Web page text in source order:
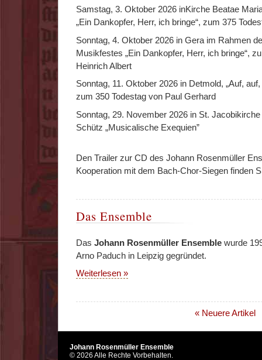
Samstag, 3. Oktober 2026 inKirche Beatae
„Ein Dankopfer, Herr, ich bringe“, zum 375
Sonntag, 4. Oktober 2026 in Gera im Rahmen
Musikfestes „Ein Dankopfer, Herr, ich bringe“,
Heinrich Albert
Sonntag, 11. Oktober 2026 in Detmold, „Auf,
zum 350 Todestag von Paul Gerhard
Sonntag, 29. November 2026 in St.
Schütz „Musicalische Exequien”
Den Trailer zur CD des Johann Rosenmüller
Kooperation mit dem Bach-Chor-Siegen finden
Das Ensemble
Das Johann Rosenmüller Ensemble wurde
Arno Paduch in Leipzig gegründet.
Weiterlesen »
« Neuere Artikel
Johann Rosenmüller Ensemble
© 2026 Alle Rechte Vorbehalten.